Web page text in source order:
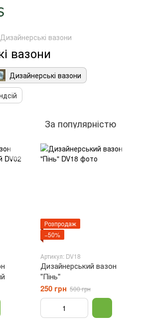
Дизайнерські вазони
вазони
Дизайнерські вазони
За популярністю
Розпродаж
−50%
Артикул: DV18
Дизайнерський вазон
"Пінь"
250 грн 500 грн